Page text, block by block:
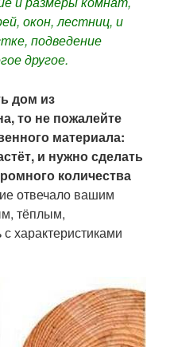
окон, лестниц, и
подведение
другое.
дом из
то не пожалейте
материала:
и нужно сделать
количества
отвечало вашим
тёплым,
характеристиками